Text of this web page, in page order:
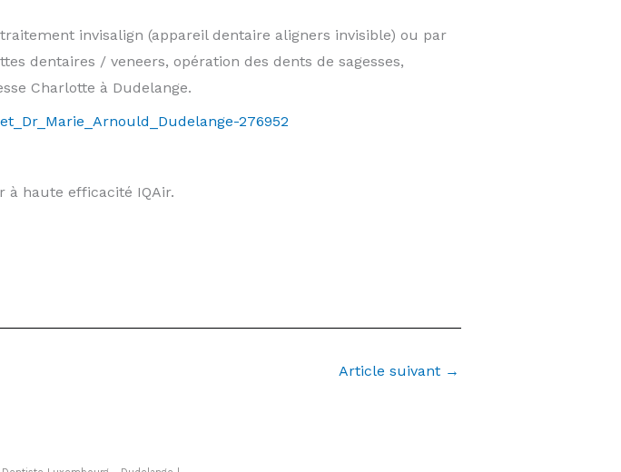
invisalign (appareil dentaire aligners invisible) ou par
dentaires / veneers, opération des dents de sagesses,
Charlotte à Dudelange.
276952
à haute efficacité IQAir.
Article suivant →